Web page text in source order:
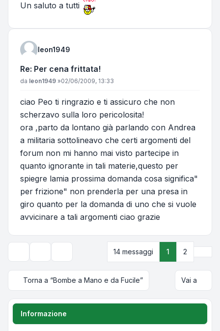
Un saluto a tutti
leon1949
Re: Per cena frittata!
Messaggio
da leon1949 »02/06/2009, 13:33
ciao Peo ti ringrazio e ti assicuro che non
scherzavo sulla loro pericolosita!
ora ,parto da lontano già parlando con Andrea
a militaria sottolineavo che certi argomenti del
forum non mi hanno mai visto partecipe in
quanto ignorante in tali materie,questo per
spiegre lamia prossima domanda cosa significa"
per frizione" non prenderla per una presa in
giro quanto per la domanda di uno che si vuole
avvicinare a tali argomenti ciao grazie
Opzioni di visualizzazione e ordinamento
14 messaggi 1 2
Torna a “Bombe a Mano e da Fucile” Vai a
Informazione